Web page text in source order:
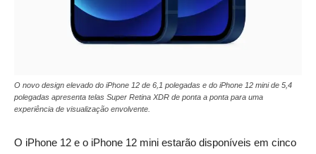
O novo design elevado do iPhone 12 de 6,1 polegadas e do iPhone 12 mini de 5,4
polegadas apresenta telas Super Retina XDR de ponta a ponta para uma
experiência de visualização envolvente.
O iPhone 12 e o iPhone 12 mini estarão disponíveis em cinco